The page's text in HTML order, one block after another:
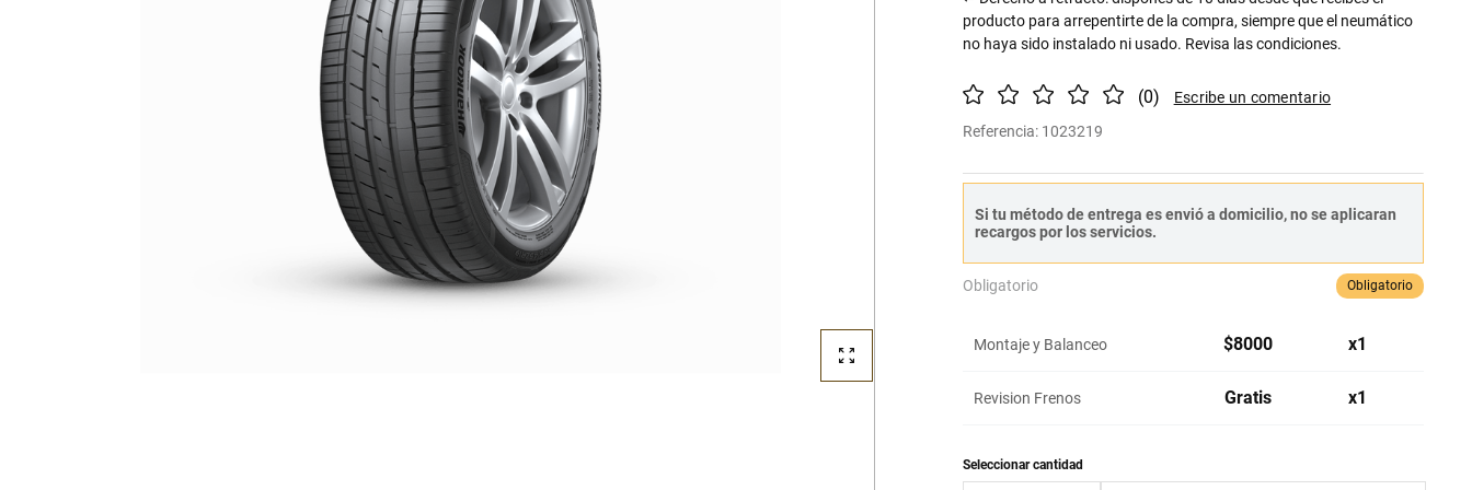
producto para arrepentirte de la compra, siempre que el neumático
no haya sido instalado ni usado. Revisa las condiciones.
(0)
Referencia: 1023219
Si tu método de entrega es envió a domicilio, no se aplicaran
recargos por los servicios.
Obligatorio Obligatorio
Montaje y Balanceo $8000 x1
Revision Frenos Gratis x1